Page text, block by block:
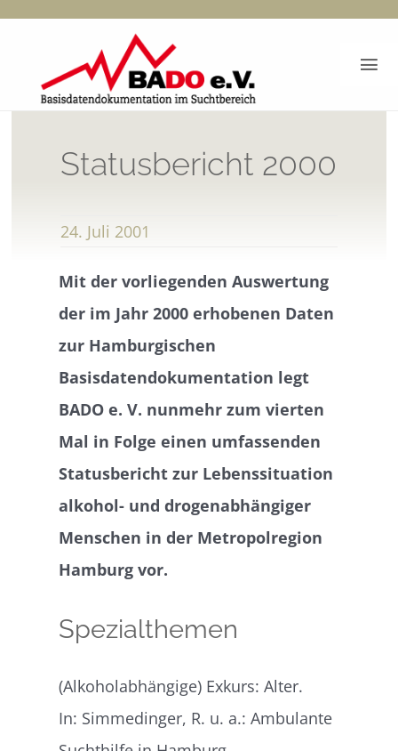
Zum
springen
Bado e.V.
Kontakt
Statusbericht 2000
24. Juli 2001
Mit der vorliegenden Auswertung
der im Jahr 2000 erhobenen Daten
zur Hamburgischen
Basisdatendokumentation legt
BADO e. V. nunmehr zum vierten
Mal in Folge einen umfassenden
Statusbericht zur Lebenssituation
alkohol- und drogenabhängiger
Menschen in der Metropolregion
Hamburg vor.
Spezialthemen
(Alkoholabhängige) Exkurs: Alter.
In: Simmedinger, R. u. a.: Ambulante